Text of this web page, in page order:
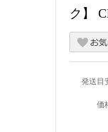
ク】
発送目
価